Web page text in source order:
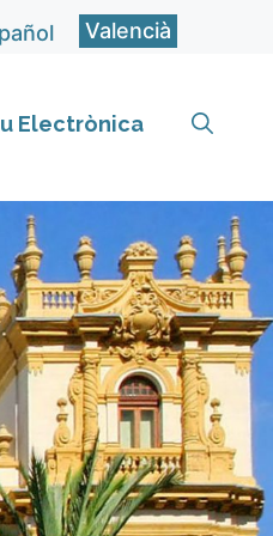
Valencià
Electrònica